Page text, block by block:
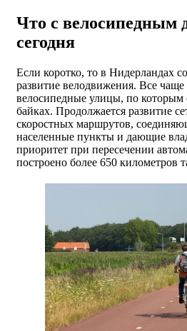
Что с велосипедным
сегодня
Если коротко, то в Нидерландах
развитие велодвижения. Все чаще
велосипедные улицы, по которым
байках. Продолжается развитие
скоростных маршрутов,
населенные пункты и дающие
приоритет при пересечении
построено более 650 километров